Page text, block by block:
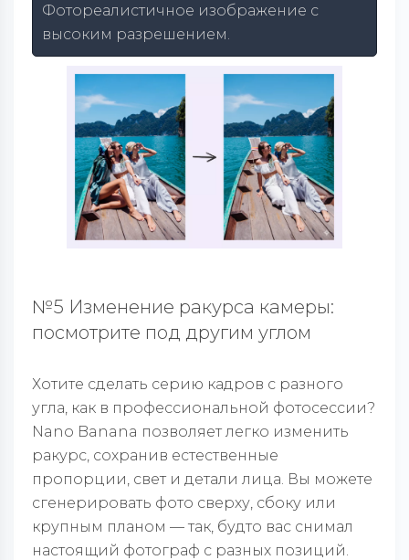
Фотореалистичное изображение с
высоким разрешением.
№5 Изменение ракурса камеры:
посмотрите под другим углом
Хотите сделать серию кадров с разного
угла, как в профессиональной фотосессии?
Nano Banana позволяет легко изменить
ракурс, сохранив естественные
пропорции, свет и детали лица. Вы можете
сгенерировать фото сверху, сбоку или
крупным планом — так, будто вас снимал
настоящий фотограф с разных позиций.